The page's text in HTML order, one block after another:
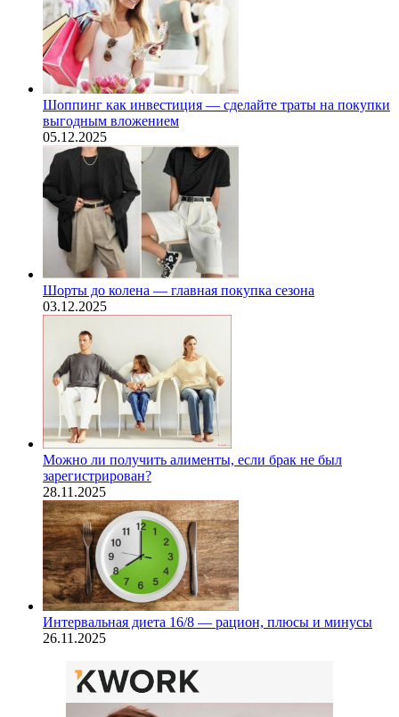
Шоппинг как инвестиция — сделайте траты на покупки
выгодным вложением
05.12.2025
Шорты до колена — главная покупка сезона
03.12.2025
Можно ли получить алименты, если брак не был
зарегистрирован?
28.11.2025
Интервальная диета 16/8 — рацион, плюсы и минусы
26.11.2025